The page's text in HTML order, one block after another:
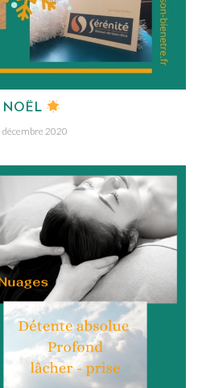
NOËL
décembre 2020